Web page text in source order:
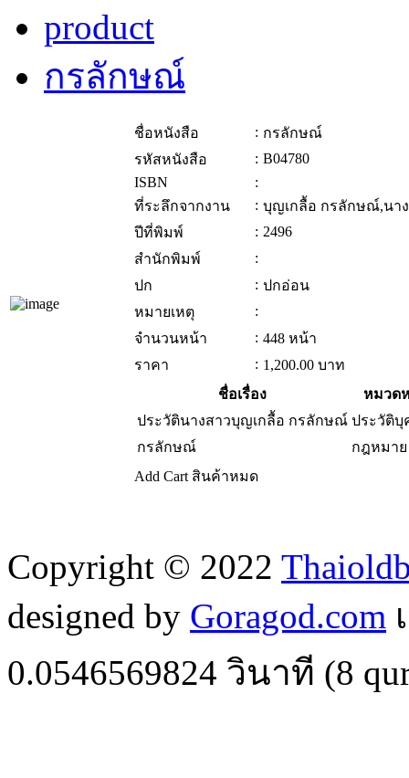
product
กรลักษณ์
ชื่อหนังสือ : กรลักษณ์
รหัสหนังสือ
: B04780
ISBN
:
ที่ระลึกจากงาน
: บุญเกลื้อ กรลักษณ์,นา
ปีที่พิมพ์
: 2496
สำนักพิมพ์
:
ปก
: ปกอ่อน
หมายเหตุ
:
จำนวนหน้า
: 448 หน้า
ราคา
: 1,200.00 บาท
ชื่อเรื่อง
หมวด
ประวัตินางสาวบุญเกลื้อ กรลักษณ์ ประวัติบุ
กรลักษณ์
กฎหมาย
Add Cart สินค้าหมด
Copyright © 2022
designed by Goragod.com
0.0546569824 วินาที (8